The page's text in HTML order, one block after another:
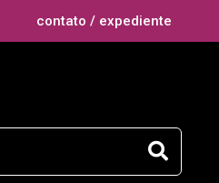
contato / expediente